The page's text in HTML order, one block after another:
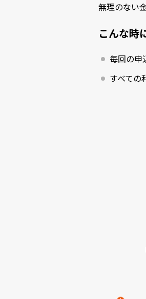
無理のない
こんな時
毎回の申
すべての